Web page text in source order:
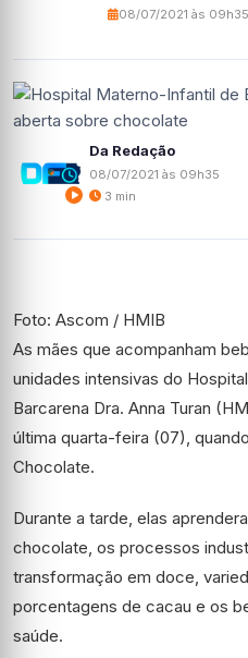
08/07/2021 às 09h35
Da Redação
08/07/2021 às 09h35
3 min
Foto: Ascom / HMIB
As mães que acompanham
unidades intensivas do
Barcarena Dra. Anna Turan
última quarta-feira (07),
Chocolate.
Durante a tarde, elas
chocolate, os processos
transformação em doce,
porcentagens de cacau e os
saúde.